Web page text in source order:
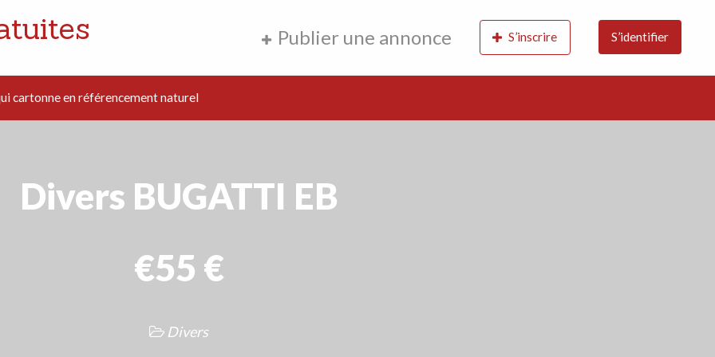
Publier une annonce S’inscrire S’identifier
cartonne en référencement naturel
Divers BUGATTI EB
€55 €
Divers